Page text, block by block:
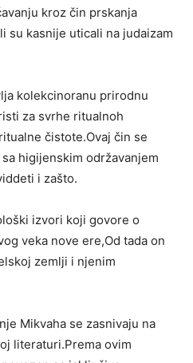
kroz čin prskanja
su kasnije uticali na judaizam
kolekcinoranu prirodnu
za svrhe ritualnoh
čistote.Ovaj čin se
higijenskim održavanjem
i zašto.
izvori koji govore o
veka nove ere,Od tada on
zemlji i njenim
Mikvaha se zasnivaju na
literaturi.Prema ovim